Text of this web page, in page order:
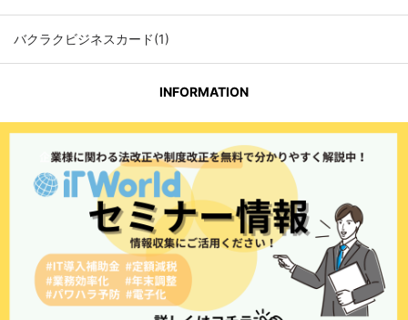
バクラクビジネスカード(1)
INFORMATION